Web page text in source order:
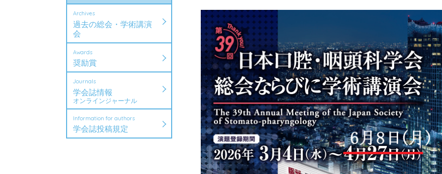
Archives
過去の総会・学術講演
会
Awards
奨励賞
Journals
学会誌情報
オンラインジャーナル
Information for authors
学会誌投稿規定